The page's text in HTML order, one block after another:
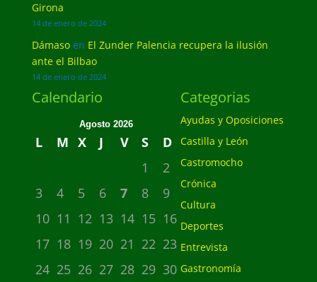
Girona
14 de enero de 2024
Dámasoen El Zunder Palencia recupera la ilusión
ante el Bilbao
14 de enero de 2024
Calendario
Agosto 2026
L M X J V S
D
1
2
3
4 5 6 7 8
9
10 11 12 13 14 15 16
17 18 19 20 21 22 23
24 25 26 27 28 29 30
Categorias
Ayudas y Oposiciones
Castilla y León
Castromocho
Crónica
Cultura
Deportes
Entrevista
Gastronomía